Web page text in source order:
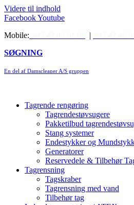
Videre til indhold
FacebookYoutube
Mobile:
|
SØGNING
En del af Damscleaner A/S gruppen
Tagrende rengøring
Tagrendestøvsugere
Pakketilbud
Stang systemer
Endestykker og
Generatorer
Reservedele & Tilbehør
Tagrensning
Tagskraber
Tagrensning med vand
Tilbehør tag